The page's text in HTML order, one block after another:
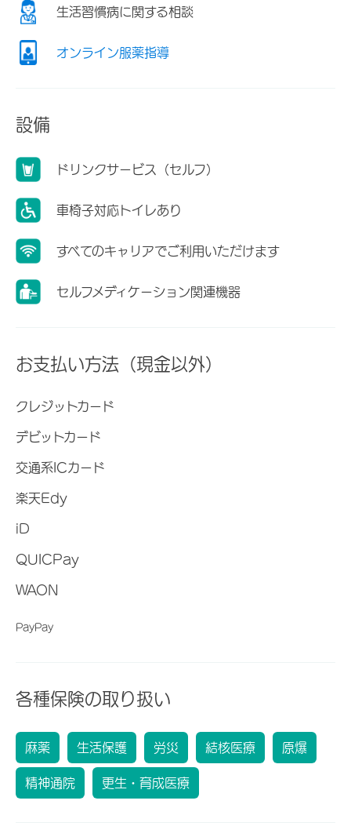
生活習慣病に関する相談
オンライン服薬指導
設備
ドリンクサービス（セルフ）
車椅子対応トイレあり
すべてのキャリアでご利用いただけます
セルフメディケーション関連機器
お支払い方法（現金以外）
クレジットカード
デビットカード
交通系ICカード
楽天Edy
iD
QUICPay
WAON
PayPay
各種保険の取り扱い
麻薬 生活保護 労災 結核医療 原爆
精神通院 更生・育成医療